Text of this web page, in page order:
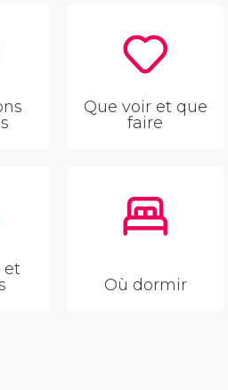
Que voir et que
faire
et
Où dormir